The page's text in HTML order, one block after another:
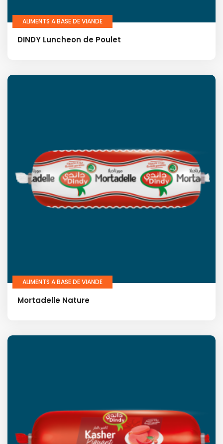
ALIMENTS A BASE DE VIANDE
DINDY Luncheon de Poulet
ALIMENTS A BASE DE VIANDE
Mortadelle Nature